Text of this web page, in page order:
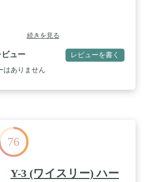
続きを見る
ュー レビューを書く
はありません
76
Y-3 (ワイスリー) ハー